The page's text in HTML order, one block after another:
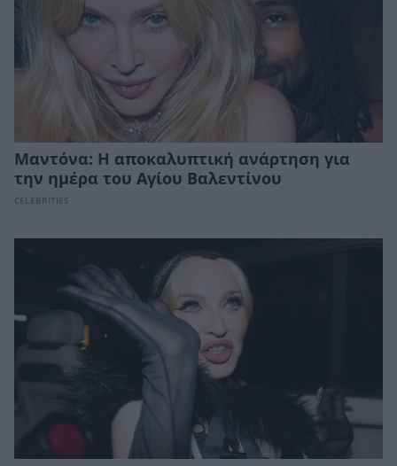
Μαντόνα: Η αποκαλυπτική ανάρτηση για
την ημέρα του Αγίου Βαλεντίνου
CELEBRITIES